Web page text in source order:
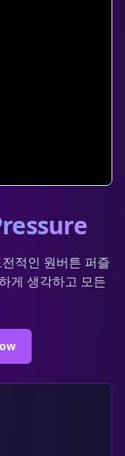
적인 원버튼 퍼즐
게 생각하고 모든